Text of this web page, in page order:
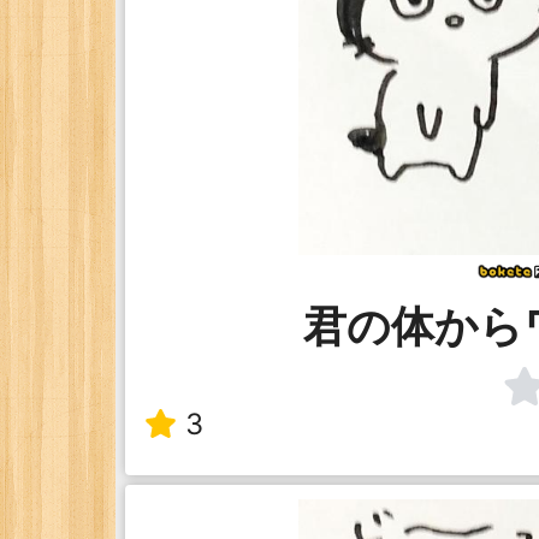
君の体から
3